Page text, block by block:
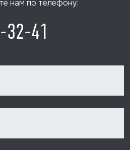
нам по телефону:
32-41